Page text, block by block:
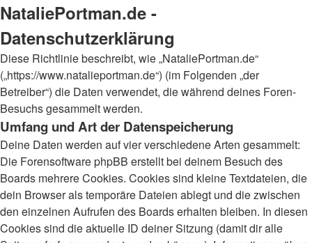
NataliePortman.de -
Datenschutzerklärung
Diese Richtlinie beschreibt, wie „NataliePortman.de“
(„https://www.natalieportman.de“) (im Folgenden „der
Betreiber“) die Daten verwendet, die während deines Foren-
Besuchs gesammelt werden.
Umfang und Art der Datenspeicherung
Deine Daten werden auf vier verschiedene Arten gesammelt:
Die Forensoftware phpBB erstellt bei deinem Besuch des
Boards mehrere Cookies. Cookies sind kleine Textdateien, die
dein Browser als temporäre Dateien ablegt und die zwischen
den einzelnen Aufrufen des Boards erhalten bleiben. In diesen
Cookies sind die aktuelle ID deiner Sitzung (damit dir alle